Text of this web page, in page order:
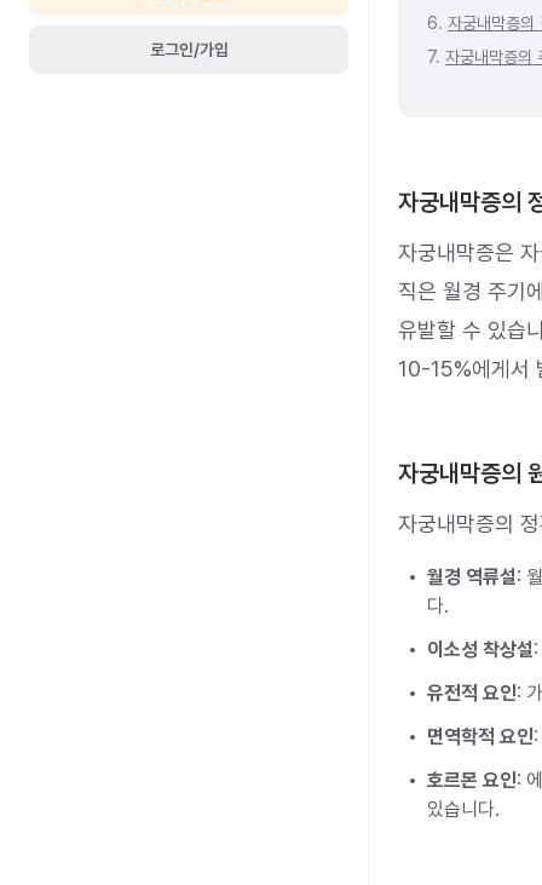
로그인/가입
6. 자궁내막증의
7. 자궁내막증의
자궁내막증의
자궁내막증은
직은 월경 주기
유발할 수 있습
10-15%에게서
자궁내막증의
자궁내막증의
월경 역류설:
다.
이소성 착상설
유전적 요인:
면역학적 요인
호르몬 요인:
있습니다.